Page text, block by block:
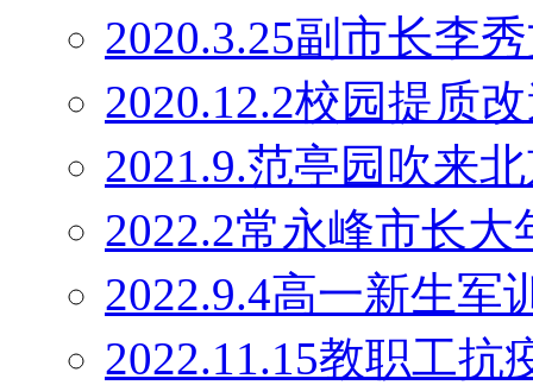
2020.3.25副市长李
2020.12.2校园提质
2021.9.范亭园吹来
2022.2常永峰市长
2022.9.4高一新生军
2022.11.15教职工抗